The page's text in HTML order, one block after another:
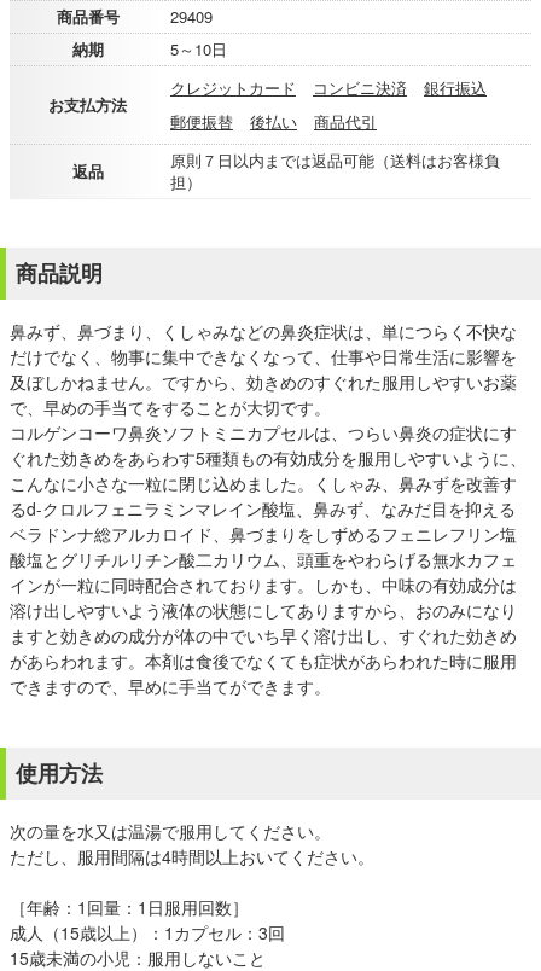
商品番号
29409
納期
5～10日
お支払方法
クレジットカード コンビニ決済
銀行振込
郵便振替
後払い 商品代引
返品
原則７日以内までは返品可能（送料はお客様負
担）
商品説明
鼻みず、鼻づまり、くしゃみなどの鼻炎症状は、単につらく不快な
だけでなく、物事に集中できなくなって、仕事や日常生活に影響を
及ぼしかねません。ですから、効きめのすぐれた服用しやすいお薬
で、早めの手当てをすることが大切です。
コルゲンコーワ鼻炎ソフトミニカプセルは、つらい鼻炎の症状にす
ぐれた効きめをあらわす5種類もの有効成分を服用しやすいように、
こんなに小さな一粒に閉じ込めました。くしゃみ、鼻みずを改善す
るd-クロルフェニラミンマレイン酸塩、鼻みず、なみだ目を抑える
ベラドンナ総アルカロイド、鼻づまりをしずめるフェニレフリン塩
酸塩とグリチルリチン酸二カリウム、頭重をやわらげる無水カフェ
インが一粒に同時配合されております。しかも、中味の有効成分は
溶け出しやすいよう液体の状態にしてありますから、おのみになり
ますと効きめの成分が体の中でいち早く溶け出し、すぐれた効きめ
があらわれます。本剤は食後でなくても症状があらわれた時に服用
できますので、早めに手当てができます。
使用方法
次の量を水又は温湯で服用してください。
ただし、服用間隔は4時間以上おいてください。
［年齢：1回量：1日服用回数］
成人（15歳以上）：1カプセル：3回
15歳未満の小児：服用しないこと